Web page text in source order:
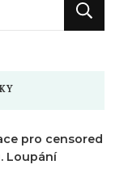
pro censored
Loupání